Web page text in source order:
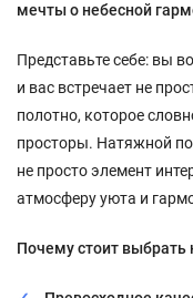
мечты о небесной
Представьте себе: вы
и вас встречает не
полотно, которое
просторы. Натяжной
не просто элемент
атмосферу уюта и
Почему стоит выбрать